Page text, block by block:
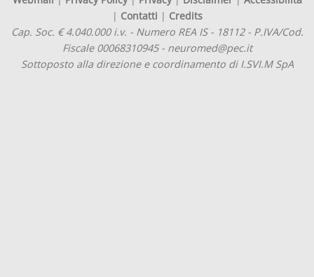
| Contatti | Credits
Cap. Soc. € 4.040.000 i.v. - Numero REA IS - 18112 - P.IVA/Cod.
Fiscale 00068310945 - neuromed@pec.it
Sottoposto alla direzione e coordinamento di I.SVI.M SpA